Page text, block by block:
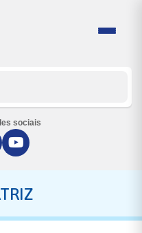
sociais